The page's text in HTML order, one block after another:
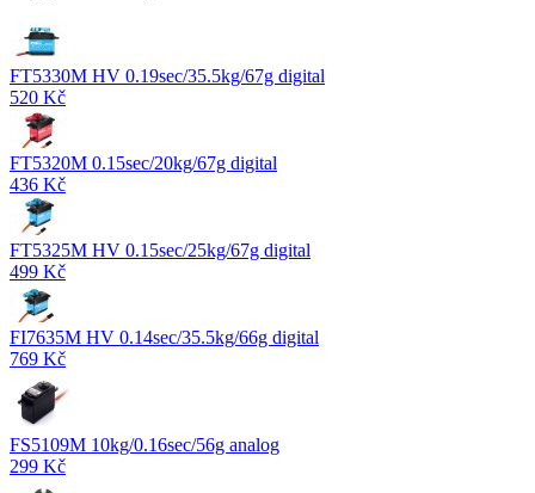
FT5330M HV 0.19sec/35.5kg/67g digital
520 Kč
FT5320M 0.15sec/20kg/67g digital
436 Kč
FT5325M HV 0.15sec/25kg/67g digital
499 Kč
FI7635M HV 0.14sec/35.5kg/66g digital
769 Kč
FS5109M 10kg/0.16sec/56g analog
299 Kč